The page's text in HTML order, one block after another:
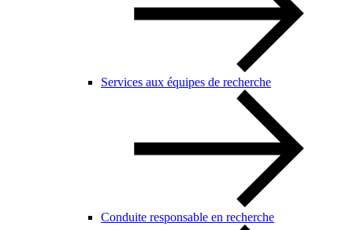
Services aux équipes de recherche
Conduite responsable en recherche